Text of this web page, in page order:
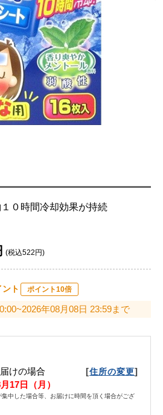
０時間冷却効果が持続
(税込522円)
ント ポイント10倍
年08月08日 23:59まで
けの場合 [住所の変更]
17日（月）
中した場合等、お届けに時間を頂く場合がござ